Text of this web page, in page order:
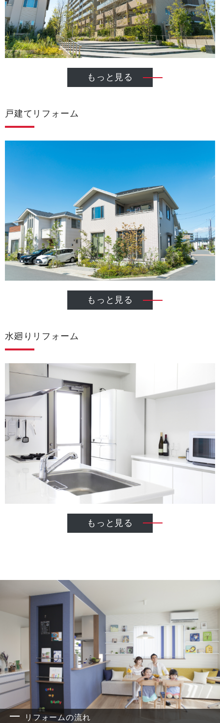
もっと見る
戸建てリフォーム
もっと見る
水廻りリフォーム
もっと見る
担当のプランナーが現場の施工管理も兼任
お客様のご希望をそのまま現場でカタチにします
リフォームの流れ